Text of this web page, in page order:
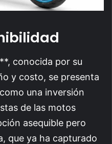
conocida por su
y costo, se presenta
una inversión
de las motos
asequible pero
que ya ha capturado